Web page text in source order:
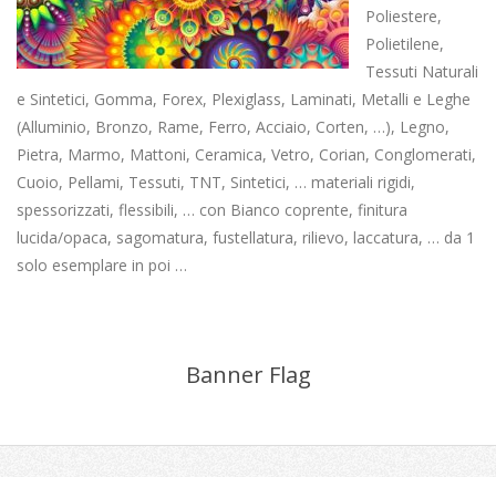
Poliestere,
Polietilene,
Tessuti Naturali
e Sintetici, Gomma, Forex, Plexiglass, Laminati, Metalli e Leghe
(Alluminio, Bronzo, Rame, Ferro, Acciaio, Corten, …), Legno,
Pietra, Marmo, Mattoni, Ceramica, Vetro, Corian, Conglomerati,
Cuoio, Pellami, Tessuti, TNT, Sintetici, … materiali rigidi,
spessorizzati, flessibili, … con Bianco coprente, finitura
lucida/opaca, sagomatura, fustellatura, rilievo, laccatura, … da 1
solo esemplare in poi …
Banner Flag